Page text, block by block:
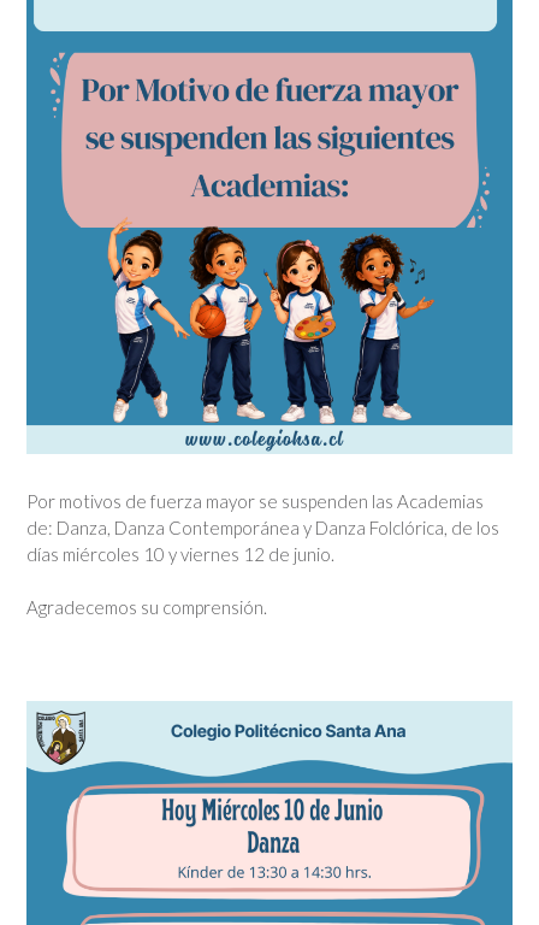
Por motivos de fuerza mayor se suspenden las Academias
de: Danza, Danza Contemporánea y Danza Folclórica, de los
días miércoles 10 y viernes 12 de junio.
Agradecemos su comprensión.